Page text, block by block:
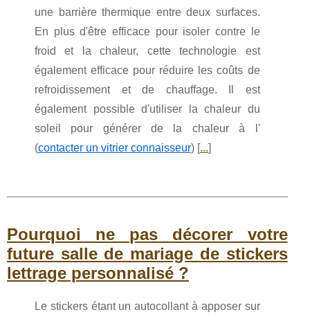
une barrière thermique entre deux surfaces.
En plus d'être efficace pour isoler contre le
froid et la chaleur, cette technologie est
également efficace pour réduire les coûts de
refroidissement et de chauffage. Il est
également possible d'utiliser la chaleur du
soleil pour générer de la chaleur à l'
(contacter un vitrier connaisseur) [ ...
Pourquoi ne pas décorer votre
future salle de mariage de stickers
lettrage personnalisé ?
Le stickers étant un autocollant à apposer sur